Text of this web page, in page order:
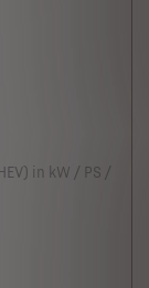
in kW / PS /